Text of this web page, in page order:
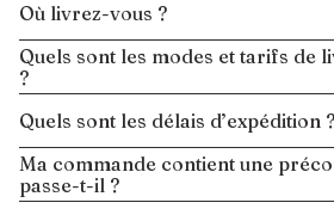
Où livrez-vous ?
Quels sont les modes et tarifs de
?
Quels sont les délais d’expédition ?
Ma commande contient une
passe-t-il ?